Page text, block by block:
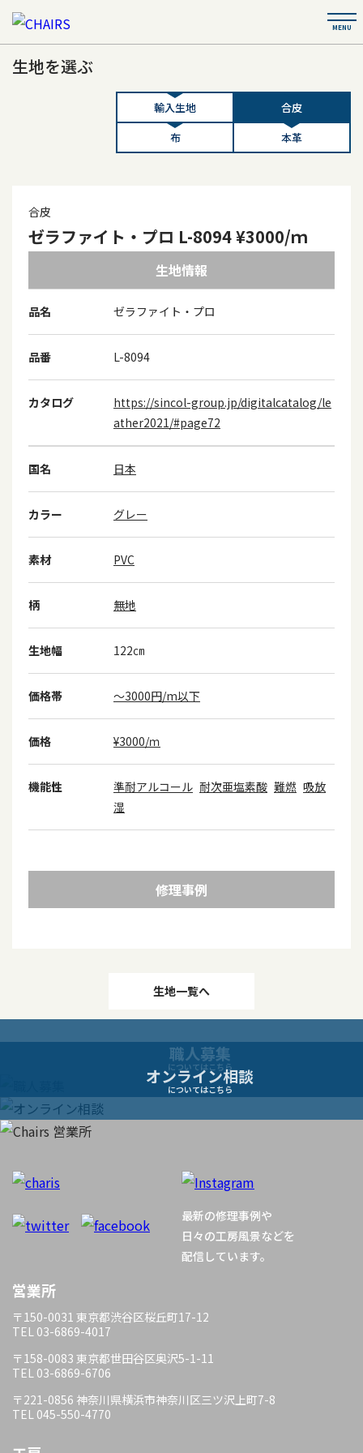
生地を選ぶ
輸入生地
合皮
布
本革
合皮
ゼラファイト・プロ L-8094 ¥3000/ｍ
生地情報
品名 ゼラファイト・プロ
品番 L-8094
カタログ
https://sincol-group.jp/digitalcatalog/le
ather2021/#page72
国名 日本
カラー グレー
素材 PVC
柄 無地
生地幅 122㎝
価格帯 ～3000円/m以下
価格 ¥3000/ｍ
機能性 準耐アルコール 耐次亜塩素酸 難燃 吸放
湿
修理事例
稿
ビ
ー
シ
ョ
ン
生地一覧へ
職人募集
についてはこちら
オンライン相談
についてはこちら
最新の修理事例や
日々の工房風景などを
配信しています。
営業所
〒150-0031 東京都渋谷区桜丘町17-12
TEL 03-6869-4017
〒158-0083 東京都世田谷区奥沢5-1-11
TEL 03-6869-6706
〒221-0856 神奈川県横浜市神奈川区三ツ沢上町7-8
TEL 045-550-4770